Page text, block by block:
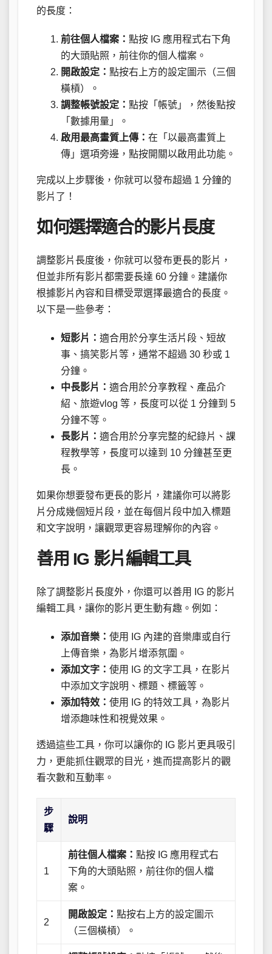
的長度：
前往個人檔案： 點按 IG 應用程式右下角
的大頭貼照，前往你的個人檔案。
開啟設定： 點按右上方的設定圖示（三個
橫槓）。
調整帳號設定： 點按「帳號」，然後點按
「數據用量」。
啟用最高畫質上傳： 在「以最高畫質上
傳」選項旁邊，點按開關以啟用此功能。
完成以上步驟後，你就可以發布超過 1 分鐘的
影片了！
如何選擇適合的影片長度
調整影片長度後，你就可以發布更長的影片，
但並非所有影片都需要長達 60 分鐘。建議你
根據影片內容和目標受眾選擇最適合的長度。
以下是一些參考：
短影片： 適合用於分享生活片段、短故
事、搞笑影片等，通常不超過 30 秒或 1
分鐘。
中長影片： 適合用於分享教程、產品介
紹、旅遊vlog 等，長度可以從 1 分鐘到 5
分鐘不等。
長影片： 適合用於分享完整的紀錄片、課
程教學等，長度可以達到 10 分鐘甚至更
長。
如果你想要發布更長的影片，建議你可以將影
片分成幾個短片段，並在每個片段中加入標題
和文字說明，讓觀眾更容易理解你的內容。
善用 IG 影片編輯工具
除了調整影片長度外，你還可以善用 IG 的影片
編輯工具，讓你的影片更生動有趣。例如：
添加音樂： 使用 IG 內建的音樂庫或自行
上傳音樂，為影片增添氛圍。
添加文字： 使用 IG 的文字工具，在影片
中添加文字說明、標題、標籤等。
添加特效： 使用 IG 的特效工具，為影片
增添趣味性和視覺效果。
透過這些工具，你可以讓你的 IG 影片更具吸引
力，更能抓住觀眾的目光，進而提高影片的觀
看次數和互動率。
步
驟
說明
1
前往個人檔案：點按 IG 應用程式右
下角的大頭貼照，前往你的個人檔
案。
2
開啟設定：點按右上方的設定圖示
（三個橫槓）。